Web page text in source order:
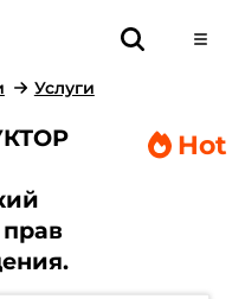
Услуги
Hot